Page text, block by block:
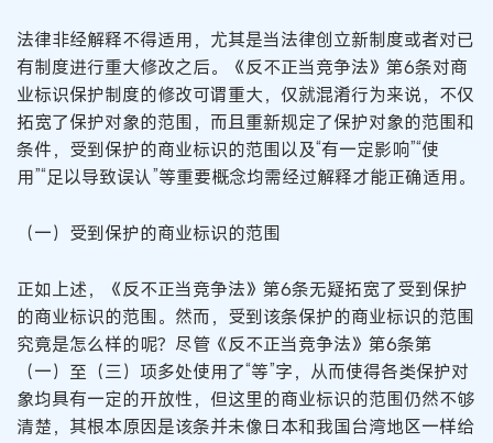
法律非经解释不得适用，尤其是当法律创立新制度或者对已
有制度进行重大修改之后。《反不正当竞争法》第6条对商
业标识保护制度的修改可谓重大，仅就混淆行为来说，不仅
拓宽了保护对象的范围，而且重新规定了保护对象的范围和
条件，受到保护的商业标识的范围以及“有一定影响”“使
用”“足以导致误认”等重要概念均需经过解释才能正确适用。
（一）受到保护的商业标识的范围
正如上述，《反不正当竞争法》第6条无疑拓宽了受到保护
的商业标识的范围。然而，受到该条保护的商业标识的范围
究竟是怎么样的呢？尽管《反不正当竞争法》第6条第
（一）至（三）项多处使用了“等”字，从而使得各类保护对
象均具有一定的开放性，但这里的商业标识的范围仍然不够
清楚，其根本原因是该条并未像日本和我国台湾地区一样给